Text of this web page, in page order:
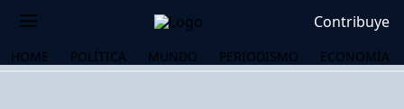
Contribuye
HOME POLÍTICA MUNDO PERIODISMO ECONOMÍA